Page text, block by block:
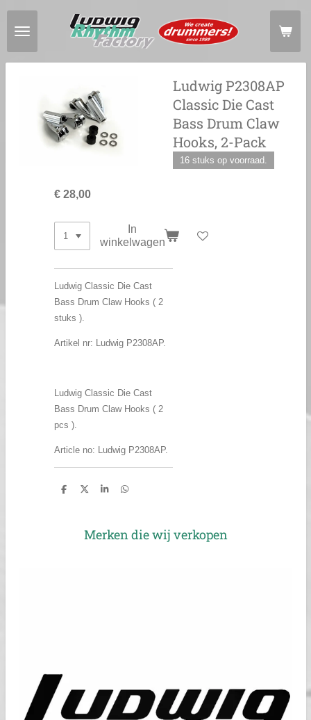
Ga
direct
de
Ludwig P2308AP
Classic Die Cast
Bass Drum Claw
Hooks, 2-Pack
16 stuks op voorraad.
€ 28,00
In
winkelwagen
Ludwig Classic Die Cast
Bass Drum Claw Hooks ( 2
stuks ).
Artikel nr: Ludwig P2308AP.
Ludwig Classic Die Cast
Bass Drum Claw Hooks ( 2
pcs ).
Article no: Ludwig P2308AP.
D
D
S
e
D
Merken die wij verkopen